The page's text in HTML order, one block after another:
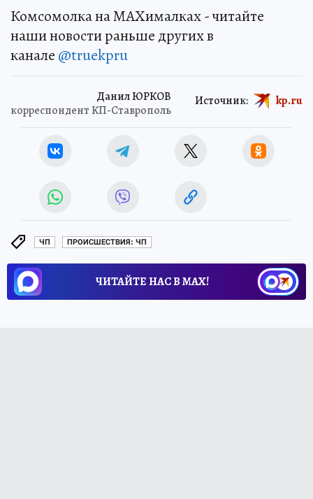
Комсомолка на MAXималках - читайте
наши новости раньше других в
канале @truekpru
Данил ЮРКОВ
корреспондент КП-Ставрополь
Источник: kp.ru
ЧП ПРОИСШЕСТВИЯ: ЧП
ЧИТАЙТЕ НАС В МАХ!